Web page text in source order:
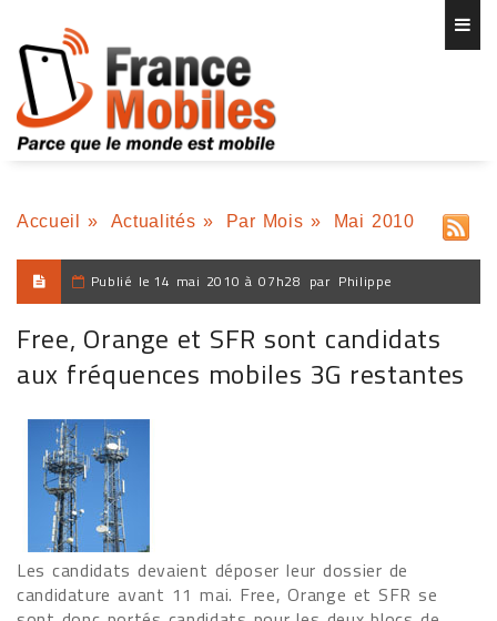
Accueil » Actualités » Par Mois » Mai 2010
Publié le 14 mai 2010 à 07h28 par Philippe
Free, Orange et SFR sont candidats
aux fréquences mobiles 3G restantes
Les candidats devaient déposer leur dossier de
candidature avant 11 mai. Free, Orange et SFR se